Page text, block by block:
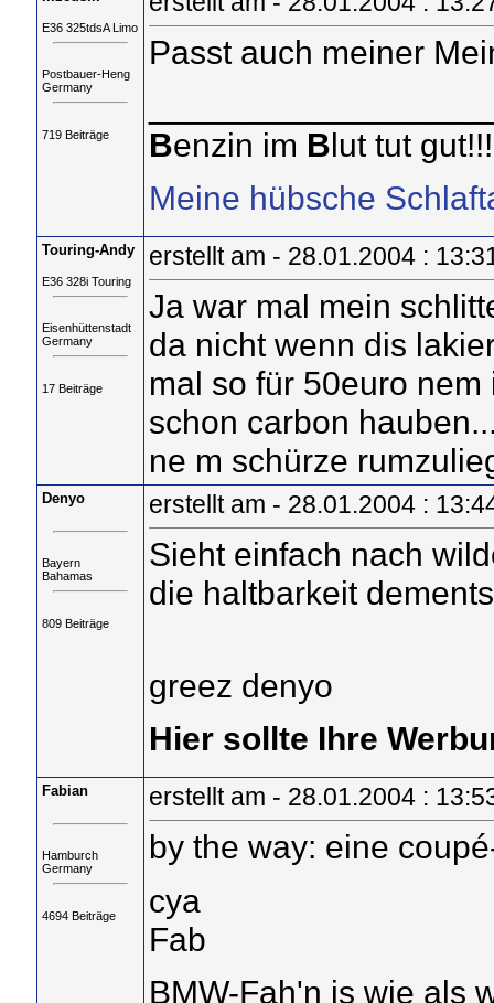
E36 325tdsA Limo
Postbauer-Heng
Germany
719 Beiträge
Passt auch meiner
Benzin im Blut tut gut!!!
Meine hübsche
Touring-Andy
E36 328i Touring
Eisenhüttenstadt
Germany
17 Beiträge
erstellt am - 28.01.2004 :
Ja war mal mein
da nicht wenn dis
mal so für 50euro
schon carbon
ne m schürze
Denyo
Bayern
Bahamas
809 Beiträge
erstellt am - 28.01.2004 :
Sieht einfach nach
die haltbarkeit
greez denyo
Hier sollte Ihre
Fabian
Hamburch
Germany
4694 Beiträge
erstellt am - 28.01.2004 :
by the way: eine
cya
Fab
BMW-Fah'n is wie als